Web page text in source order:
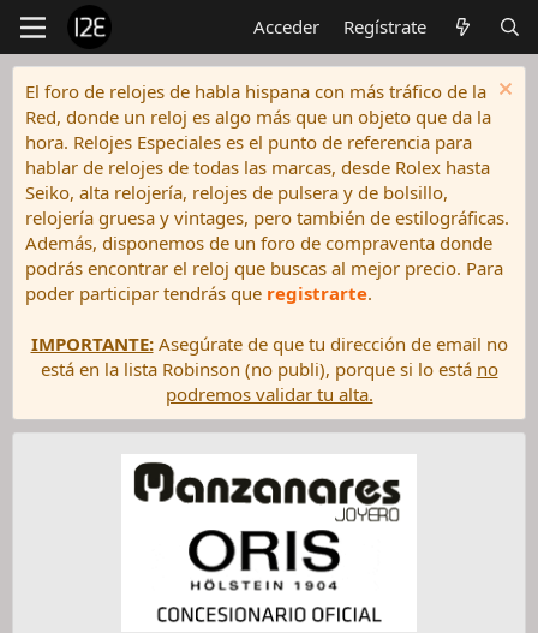
Acceder Regístrate
El foro de relojes de habla hispana con más tráfico de la
Red, donde un reloj es algo más que un objeto que da la
hora. Relojes Especiales es el punto de referencia para
hablar de relojes de todas las marcas, desde Rolex hasta
Seiko, alta relojería, relojes de pulsera y de bolsillo,
relojería gruesa y vintages, pero también de estilográficas.
Además, disponemos de un foro de compraventa donde
podrás encontrar el reloj que buscas al mejor precio. Para
poder participar tendrás que registrarte.
IMPORTANTE:Asegúrate de que tu dirección de email no
está en la lista Robinson (no publi), porque si lo está no
podremos validar tu alta.